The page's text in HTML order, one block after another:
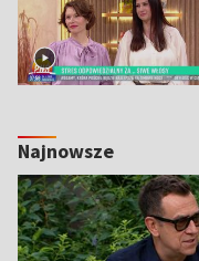
Najnowsze